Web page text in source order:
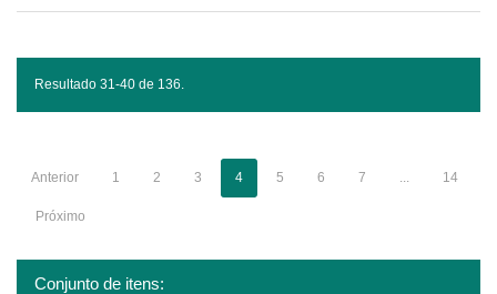
Resultado 31-40 de 136.
Anterior 1 2 3 4 5 6 7 ... 14
Próximo
Conjunto de itens: